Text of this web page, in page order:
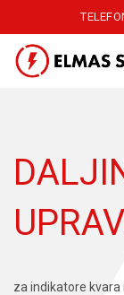
za indikatore